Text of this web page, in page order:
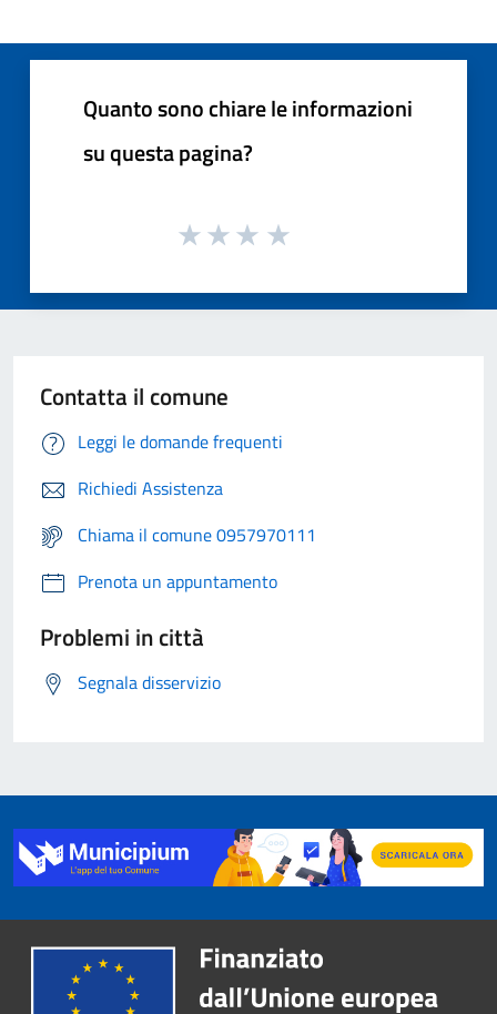
Quanto sono chiare le informazioni
su questa pagina?
Contatta il comune
Leggi le domande frequenti
Richiedi Assistenza
Chiama il comune 0957970111
Prenota un appuntamento
Problemi in città
Segnala disservizio